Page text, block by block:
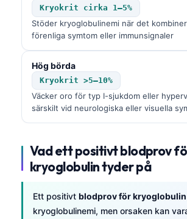
Kryokrit cirka 1–5%
Stöder kryoglobulinemi när det
förenliga symtom eller immunsignaler
Hög börda
Kryokrit >5–10%
Väcker oro för typ I-sjukdom eller
särskilt vid neurologiska eller visuella
Vad ett positivt blodprov
kryoglobulin tyder på
Ett positivt blodprov för kryoglobulin
kryoglobulinemi, men orsaken kan